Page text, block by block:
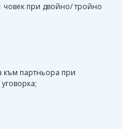
човек при двойно/ тройно
към партньора при